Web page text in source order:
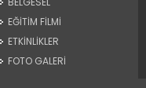
EĞİTİM FİLMİ
ETKİNLİKLER
FOTO GALERİ